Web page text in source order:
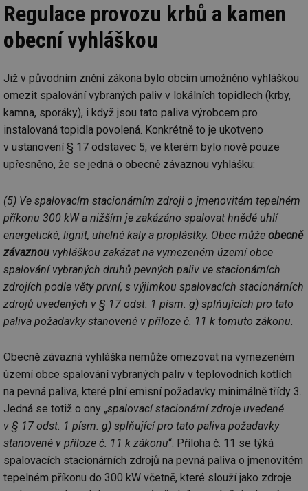
Regulace provozu krbů a kamen
obecní vyhláškou
Již v původním znění zákona bylo obcím umožněno vyhláškou
omezit spalování vybraných paliv v lokálních topidlech (krby,
kamna, sporáky), i když jsou tato paliva výrobcem pro
instalovaná topidla povolená. Konkrétně to je ukotveno
v ustanovení § 17 odstavec 5, ve kterém bylo nově pouze
upřesněno, že se jedná o obecně závaznou vyhlášku:
(5) Ve spalovacím stacionárním zdroji o jmenovitém tepelném
příkonu 300 kW a nižším je zakázáno spalovat hnědé uhlí
energetické, lignit, uhelné kaly a proplástky. Obec může obecně
závaznou vyhláškou zakázat na vymezeném území obce
spalování vybraných druhů pevných paliv ve stacionárních
zdrojích podle věty první, s výjimkou spalovacích stacionárních
zdrojů uvedených v § 17 odst. 1 písm. g) splňujících pro tato
paliva požadavky stanovené v příloze č. 11 k tomuto zákonu.
Obecně závazná vyhláška nemůže omezovat na vymezeném
území obce spalování vybraných paliv v teplovodních kotlích
na pevná paliva, které plní emisní požadavky minimálně třídy 3.
Jedná se totiž o ony „spalovací stacionární zdroje uvedené
v § 17 odst. 1 písm. g) splňující pro tato paliva požadavky
stanovené v příloze č. 11 k zákonu“. Příloha č. 11 se týká
spalovacích stacionárních zdrojů na pevná paliva o jmenovitém
tepelném příkonu do 300 kW včetně, které slouží jako zdroje